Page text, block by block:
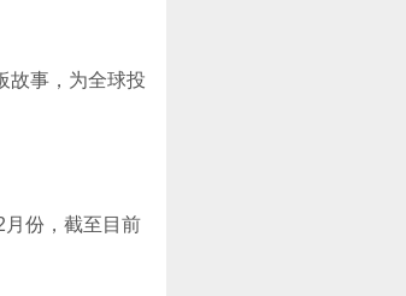
故事，为全球投
份，截至目前